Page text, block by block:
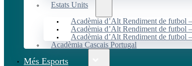
Estats Units
Acadèmia d’Alt Rendiment de futbol
Acadèmia d’Alt Rendiment de futbol
Acadèmia d’Alt Rendiment de futbol
Acadèmia Cascais Portugal
Més Esports